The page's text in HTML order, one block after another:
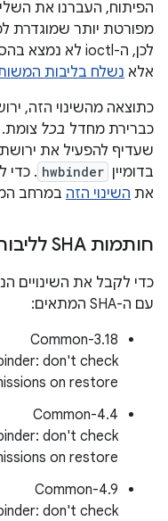
הפיתוח, העברנו את
מפורטת יותר שמוגדרת
אלא נשלח בליבות
כתוצאה מהשינוי הזה,
כברירת מחדל בכל
שעדיף להפעיל את
בדומיין hwbinder . כדי
את השינוי הזה במרחב
חותמות SHA לליבות נפוצות
עם ה-SHA המתאים:
Common-3.18
don't check
on restore.
Common-4.4
don't check
on restore.
Common-4.9
don't check